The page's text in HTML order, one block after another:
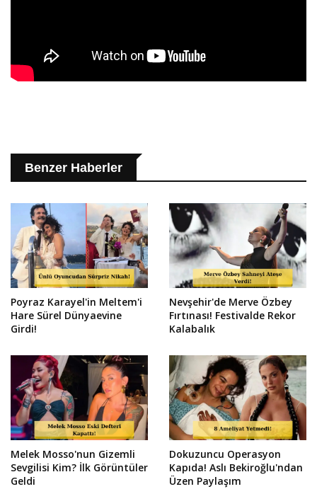
Benzer Haberler
Poyraz Karayel'in Meltem'i
Hare Sürel Dünyaevine
Girdi!
Nevşehir'de Merve Özbey
Fırtınası! Festivalde Rekor
Kalabalık
Melek Mosso'nun Gizemli
Sevgilisi Kim? İlk Görüntüler
Geldi
Dokuzuncu Operasyon
Kapıda! Aslı Bekiroğlu'ndan
Üzen Paylaşım